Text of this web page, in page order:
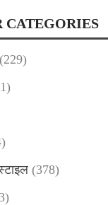
CATEGORIES
(378)